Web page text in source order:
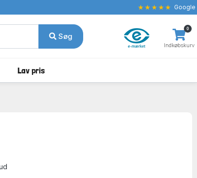
★★★★★ Google
Søg
Indkøbskurv
0
Lav pris